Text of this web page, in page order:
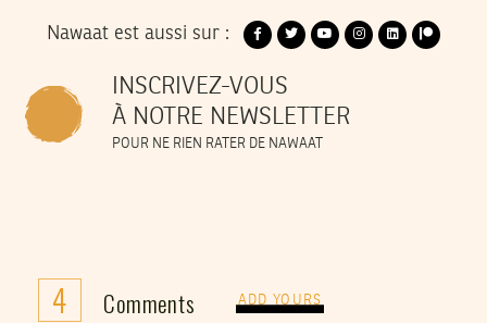
Nawaat est aussi sur :
INSCRIVEZ-VOUS
À NOTRE NEWSLETTER
POUR NE RIEN RATER DE NAWAAT
4 Comments ADD YOURS